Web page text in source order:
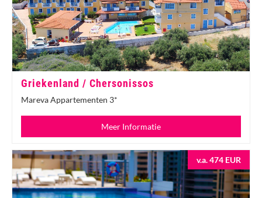
Griekenland / Chersonissos
Mareva Appartementen 3*
Meer Informatie
v.a. 474 EUR